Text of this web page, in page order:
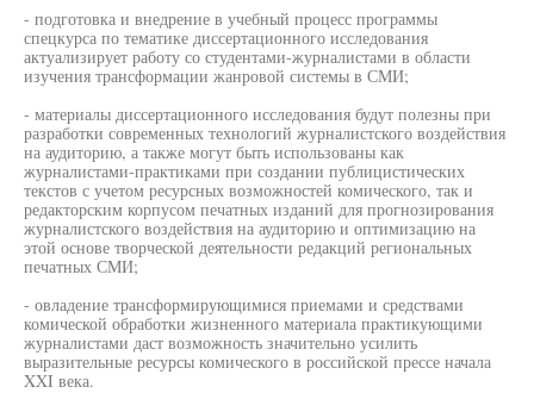
- подготовка и внедрение в учебный процесс программы
спецкурса по тематике диссертационного исследования
актуализирует работу со студентами-журналистами в области
изучения трансформации жанровой системы в СМИ;
- материалы диссертационного исследования будут полезны при
разработки современных технологий журналистского воздействия
на аудиторию, а также могут быть использованы как
журналистами-практиками при создании публицистических
текстов с учетом ресурсных возможностей комического, так и
редакторским корпусом печатных изданий для прогнозирования
журналистского воздействия на аудиторию и оптимизацию на
этой основе творческой деятельности редакций региональных
печатных СМИ;
- овладение трансформирующимися приемами и средствами
комической обработки жизненного материала практикующими
журналистами даст возможность значительно усилить
выразительные ресурсы комического в российской прессе начала
XXI века.